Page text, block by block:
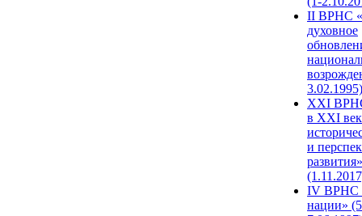
II ВРНС
духовное
3.02.1995)
XХI
в XXI
и
развития»
IV ВРНС
нации»